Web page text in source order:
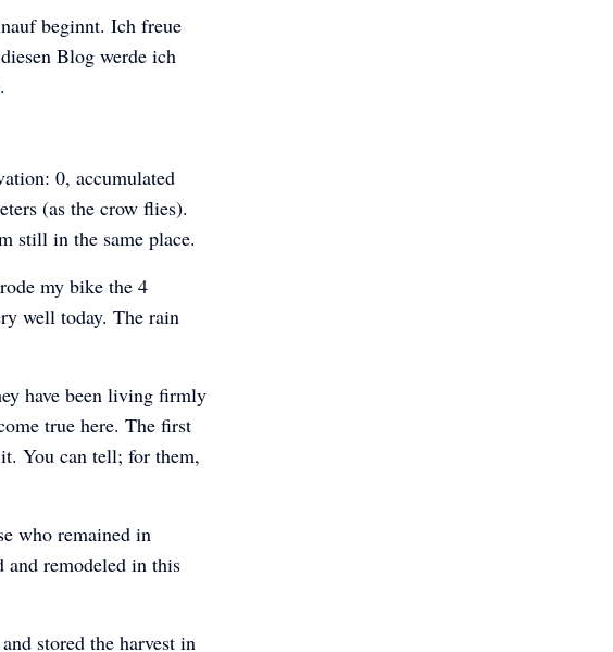
beginnt. Ich freue
Blog werde ich
0, accumulated
(as the crow flies).
still in the same place.
my bike the 4
well today. The rain
have been living firmly
true here. The first
You can tell; for them,
who remained in
and remodeled in this
stored the harvest in